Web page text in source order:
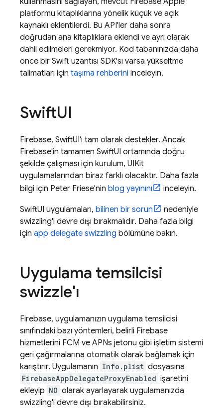
platformu kitaplıklarına yönelik küçük ve açık
kaynaklı eklentilerdi. Bu API'ler daha sonra
doğrudan ana kitaplıklara eklendi ve ayrı olarak
dahil edilmeleri gerekmiyor. Kod tabanınızda daha
önce bir Swift uzantısı SDK'sı varsa yükseltme
talimatları için taşıma rehberini inceleyin.
SwiftUI
Firebase, SwiftUI'ı tam olarak destekler. Ancak
Firebase'in tamamen SwiftUI ortamında doğru
şekilde çalışması için kurulum, UIKit
uygulamalarından biraz farklı olacaktır. Daha fazla
bilgi için Peter Friese'nin blog yayınını inceleyin.
SwiftUI uygulamaları, bilinen bir sorun
nedeniyle
swizzling'i devre dışı bırakmalıdır. Daha fazla bilgi
için app delegate swizzling bölümüne bakın.
Uygulama temsilcisi
swizzle'ı
Firebase, uygulamanızın uygulama temsilcisi
sınıfındaki bazı yöntemleri, belirli Firebase
hizmetlerini FCM ve APNs jetonu gibi işletim sistemi
geri çağırmalarına otomatik olarak bağlamak için
karıştırır. Uygulamanın Info.plist dosyasına
FirebaseAppDelegateProxyEnabled işaretini
ekleyip NO olarak ayarlayarak uygulamanızda
swizzling'i devre dışı bırakabilirsiniz.